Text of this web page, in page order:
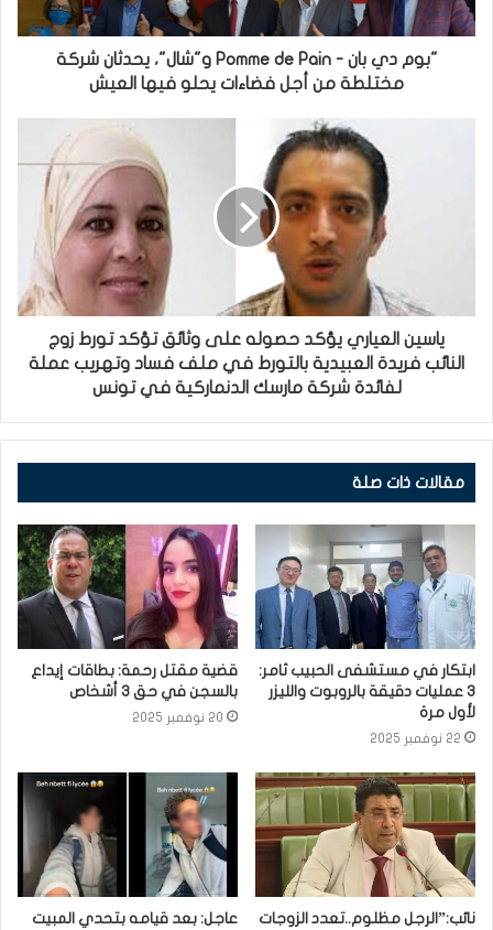
"بوم دي بان - Pomme de Pain و"شال"، يحدثان شركة
مختلطة من أجل فضاءات يحلو فيها العيش
ياسين العياري يؤكد حصوله على وثائق تؤكد تورط زوج
النائب فريدة العبيدية بالتورط في ملف فساد وتهريب عملة
لفائدة شركة مارسك الدنماركية في تونس
مقالات ذات صلة
ابتكار في مستشفى الحبيب ثامر:
3 عمليات دقيقة بالروبوت والليزر
لأول مرة
22 نوفمبر 2025
قضية مقتل رحمة: بطاقات إيداع
بالسجن في حق 3 أشخاص
20 نوفمبر 2025
نائب:”الرجل مظلوم..تعدد الزوجات
عاجل: بعد قيامه بتحدي المبيت